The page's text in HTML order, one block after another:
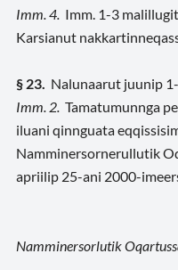
Imm. 4. Imm. 1-3
Karsianut
§ 23. Nalunaarut juunip
Imm. 2. Tamatumunnga
iluani qinnguata
Namminersornerullutik
apriilip 25-ani 2000-
Namminersorlutik